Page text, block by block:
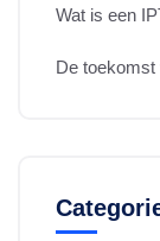
Wat is een
De toekomst